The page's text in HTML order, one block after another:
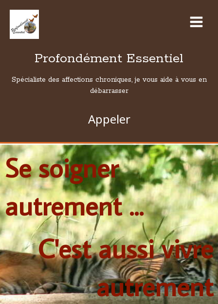
Profondément Essentiel
Spécialiste des affections chroniques, je vous aide à vous en
débarrasser
Appeler
Se soigner
autrement ...
C'est aussi vivre
autrement